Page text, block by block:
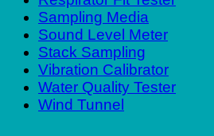
Sampling Media
Sound Level Meter
Stack Sampling
Vibration Calibrator
Water Quality Tester
Wind Tunnel